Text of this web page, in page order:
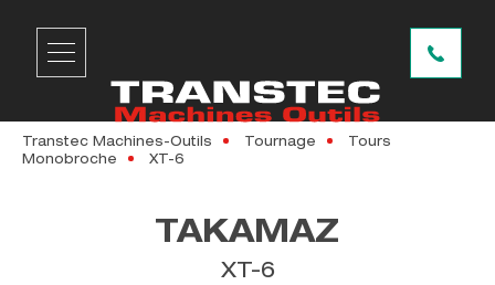
Transtec Machines-Outils Tournage
Tours
Monobroche
XT-6
TAKAMAZ
XT-6